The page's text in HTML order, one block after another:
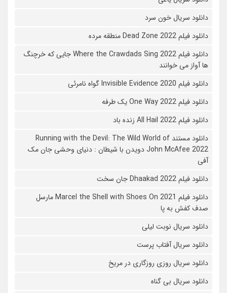
دانلود سریال خون سرد
دانلود فیلم 2022 Dead Zone منطقه مرده
دانلود فیلم Where the Crawdads Sing 2022 جایی که خرچنگ
ها آواز می خوانند
دانلود فیلم 2020 Invisible Evidence گواه نامرئی
دانلود فیلم One Way 2022 یک طرفه
دانلود فیلم All Hail 2022 زنده باد
دانلود مستند Running with the Devil: The Wild World of
John McAfee 2022 دویدن با شیطان : دنیای وحشی جان مک
آفی
دانلود فیلم Dhaakad 2022 جان سخت
دانلود فیلم Marcel the Shell with Shoes On 2021 مارسل
صدف کفش به پا
دانلود سریال نوبت لیلی
دانلود سریال آفتاب پرست
دانلود سریال روزی روزگاری در مریخ
دانلود سریال بی گناه